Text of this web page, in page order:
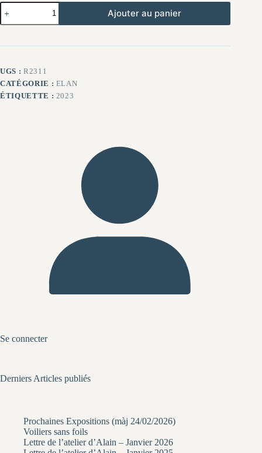
quantité
de
Paisible
Ajouter au panier
UGS : R2311
CATÉGORIE : ELAN
ÉTIQUETTE : 2023
Se connecter
Derniers Articles publiés
Prochaines Expositions (màj 24/02/2026)
Voiliers sans foils
Lettre de l’atelier d’Alain – Janvier 2026